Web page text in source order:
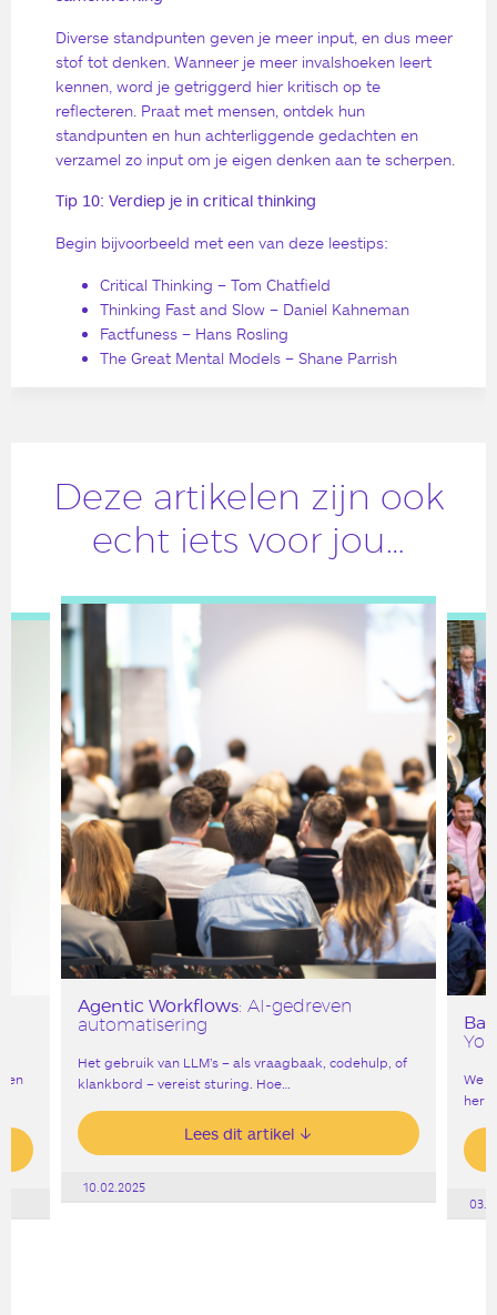
Diverse standpunten geven je meer input, en dus meer
stof tot denken. Wanneer je meer invalshoeken leert
kennen, word je getriggerd hier kritisch op te
reflecteren. Praat met mensen, ontdek hun
standpunten en hun achterliggende gedachten en
verzamel zo input om je eigen denken aan te scherpen.
Tip 10: Verdiep je in critical thinking
Begin bijvoorbeeld met een van deze leestips:
Critical Thinking – Tom Chatfield
Thinking Fast and Slow – Daniel Kahneman
Factfuness – Hans Rosling
The Great Mental Models – Shane Parrish
Deze artikelen zijn ook
echt iets voor jou…
Agentic Workflows: AI-gedreven
automatisering
Het gebruik van LLM’s – als vraagbaak, codehulp, of
klankbord – vereist sturing. Hoe…
Lees dit artikel
10.02.2025
We